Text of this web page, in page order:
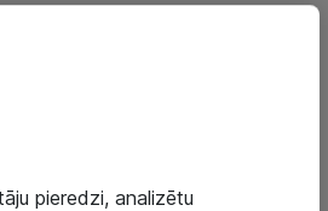
pieredzi, analizētu